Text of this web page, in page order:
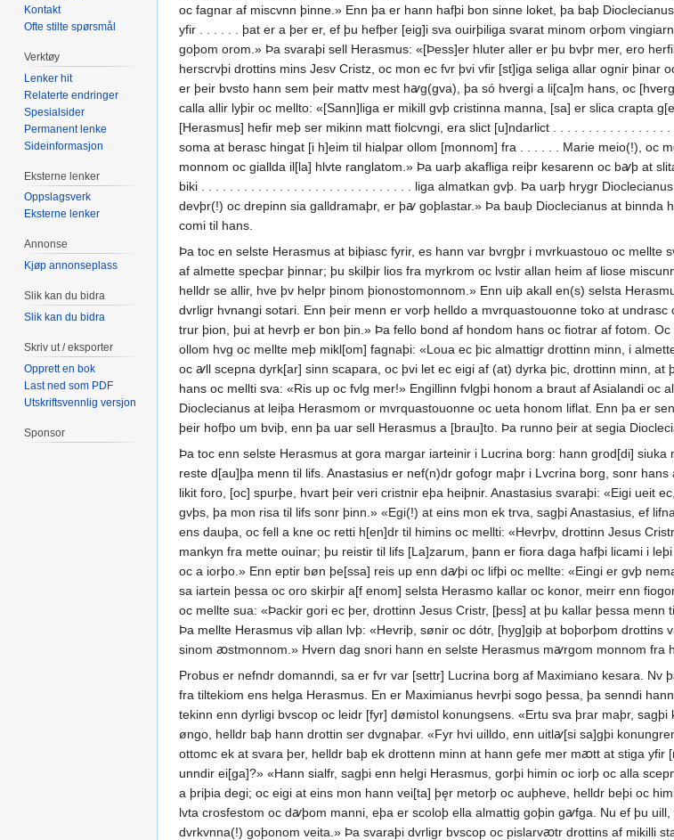
oc fagnar af miscvnn þinne.» Enn þa er hann hafþi bon sinne loket, þa baþ
yfir . . . . . . þat er a þer er, ef þu hefþer [eig]i sva ouirþiliga svarat minom orþom
goþom orom.» Þa svaraþi sell Herasmus: «[Þess]er hluter aller er þu bvþr mer, ero
herscrvþi drottins mins Jesv Cristz, oc mon ec fvr þvi vfir [st]iga seliga allar ognir
er þeir bvsto hann sem þeir mattv mest hꜹg(gva), þa só hvergi a li[ca]m hans, oc
calla allir lyþir oc mellto: «[Sann]liga er mikill gvþ cristinna manna, [sa] er slica crapta
[Herasmus] hefir meþ ser mikinn matt fiolcvngi, era slict [u]ndarlict . . . . . . . . . . . . . . .
soma at berasc hingat [i h]eim til hialpar ollom [monnom] fra . . . . . . Marie meio(!), oc
monnom oc giallda il[la] hlvte ranglatom.» Þa uarþ akafliga reiþr kesarenn oc bꜹþ at
biki . . . . . . . . . . . . . . . . . . . . . . . . . . . . . . liga almatkan gvþ. Þa uarþ hrygr
devþr(!) oc drepinn sia galldramaþr, er þꜹ goþlastar.» Þa bauþ Dioclecianus at
comi til hans.
Þa toc en selste Herasmus at biþiasc fyrir, es hann var bvrgþr i mvrkuastouo oc
af almette specþar þinnar; þu skilþir lios fra myrkrom oc lvstir allan heim af liose
helldr se allir, hve þv helpr þinom þionostomonnom.» Enn uiþ akall en(s) selsta
dvrligr hvnangi sotari. Enn þeir menn er vorþ helldo a mvrquastouonne toko at
trur þion, þui at hevrþ er bon þin.» Þa fello bond af hondom hans oc fiotrar af fotom.
ollom hvg oc mellte meþ mikl[om] fagnaþi: «Loua ec þic almattigr drottinn minn, i
oc ꜹll scepna dyrk[ar] sinn scapara, oc þvi let ec eigi af (at) dyrka þic, drottinn minn,
hans oc mellti sva: «Ris up oc fvlg mer!» Engillinn fvlgþi honom a braut af Asialandi
Dioclecianus at leiþa Herasmom or mvrquastouonne oc ueta honom liflat. Enn þa er
þeir hofþo um bviþ, enn þa uar sell Herasmus a [brau]to. Þa runno þeir at segia
Þa toc enn selste Herasmus at gora margar iarteinir i Lucrina borg: hann grod[di]
reste d[au]þa menn til lifs. Anastasius er nef(n)dr gofogr maþr i Lvcrina borg, sonr
likit foro, [oc] spurþe, hvart þeir veri cristnir eþa heiþnir. Anastasius svaraþi: «Eigi ueit
gvþs, þa mon risa til lifs sonr þinn.» «Egi(!) at eins mon ek trva, sagþi Anastasius, ef
ens dauþa, oc fell a kne oc retti h[en]dr til himins oc mellti: «Hevrþv, drottinn Jesus
mankyn fra mette ouinar; þu reistir til lifs [La]zarum, þann er fiora daga hafþi licami i
oc a iorþo.» Enn eptir bøn þe[ssa] reis up enn dꜹþi oc lifþi oc mellte: «Eingi er gvþ
sa iartein þessa oc oro skirþir a[f enom] selsta Herasmo kallar oc konor, meirr enn
oc mellte sua: «Þackir gori ec þer, drottinn Jesus Cristr, [þess] at þu kallar þessa
Þa mellte Herasmus viþ allan lvþ: «Hevriþ, sønir oc dótr, [hyg]giþ at boþorþom
sinom ꜵstmonnom.» Hvern dag snori hann en selste Herasmus mꜹrgom monnom fra
Probus er nefndr domanndi, sa er fvr var [settr] Lucrina borg af Maximiano kesara.
fra tiltekiom ens helga Herasmus. En er Maximianus hevrþi sogo þessa, þa senndi
tekinn enn dyrligi bvscop oc leidr [fyr] dømistol konungsens. «Ertu sva þrar maþr,
øngo, helldr baþ hann drottin ser dvgnaþar. «Fyr hvi uilldo, enn uitlꜹ[si sa]gþi
ottomc ek at svara þer, helldr baþ ek drottenn minn at hann gefe mer mꜵtt at stiga
unndir ei[ga]?» «Hann sialfr, sagþi enn helgi Herasmus, gorþi himin oc iorþ oc alla
a þriþia degi; oc eigi at eins mon hann vei[ta] þęr metorþ oc auþheve, helldr beþi oc
lvta crosfestom oc dꜹþom manni, eþa er scoloþ ella almattig goþin gꜹfga. Nu ef þu
dvrkvnna(!) goþonom veita.» Þa svaraþi dvrligr bvscop oc pislarvꜵtr drottins af mikilli
Kontakt
Ofte stilte spørsmål
Verktøy
Lenker hit
Relaterte endringer
Spesialsider
Permanent lenke
Sideinformasjon
Eksterne lenker
Oppslagsverk
Eksterne lenker
Annonse
Kjøp annonseplass
Slik kan du bidra
Slik kan du bidra
Skriv ut / eksporter
Opprett en bok
Last ned som PDF
Utskriftsvennlig versjon
Sponsor